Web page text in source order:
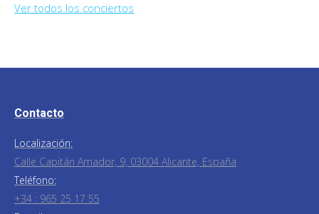
Ver todos los conciertos
Contacto
Localización:
Calle Capitán Amador, 9, 03004 Alicante, España
Teléfono:
+34 : 965 25 17 55